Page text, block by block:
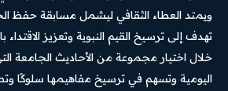
ويمتد العطاء الثقافي ليشمل مسابقة حفظ
تهدف إلى ترسيخ القيم النبوية وتعزيز
خلال اختيار مجموعة من الأحاديث الجامعة
اليومية وتسهم في ترسيخ مفاهيمها سلوكًا